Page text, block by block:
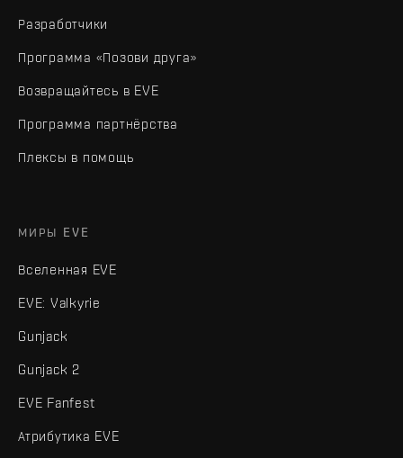
Разработчики
Программа «Позови друга»
Возвращайтесь в EVE
Программа партнёрства
Плексы в помощь
МИРЫ EVE
Вселенная EVE
EVE: Valkyrie
Gunjack
Gunjack 2
EVE Fanfest
Атрибутика EVE